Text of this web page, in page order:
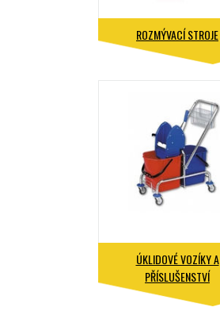
ROZMÝVACÍ STROJE
ÚKLIDOVÉ VOZÍKY A
PŘÍSLUŠENSTVÍ